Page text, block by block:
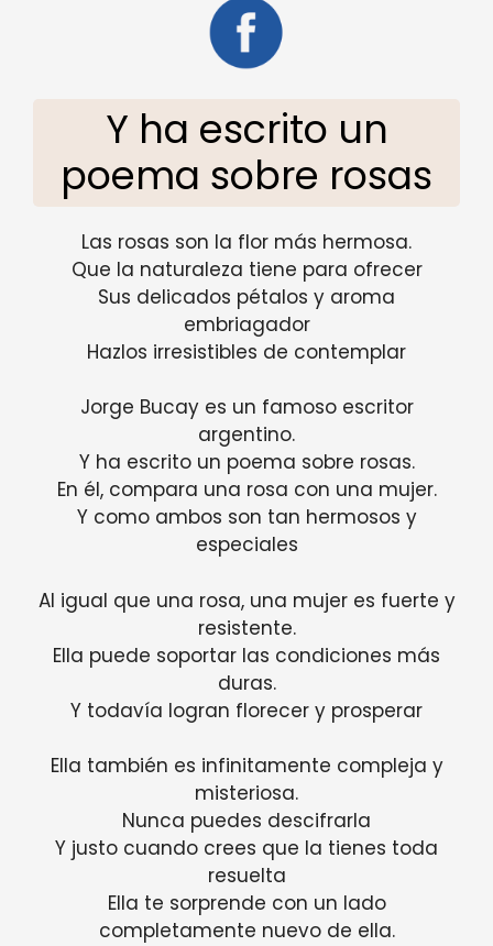
Y ha escrito un
poema sobre rosas
Las rosas son la flor más hermosa.
Que la naturaleza tiene para ofrecer
Sus delicados pétalos y aroma
embriagador
Hazlos irresistibles de contemplar
Jorge Bucay es un famoso escritor
argentino.
Y ha escrito un poema sobre rosas.
En él, compara una rosa con una mujer.
Y como ambos son tan hermosos y
especiales
Al igual que una rosa, una mujer es fuerte y
resistente.
Ella puede soportar las condiciones más
duras.
Y todavía logran florecer y prosperar
Ella también es infinitamente compleja y
misteriosa.
Nunca puedes descifrarla
Y justo cuando crees que la tienes toda
resuelta
Ella te sorprende con un lado
completamente nuevo de ella.